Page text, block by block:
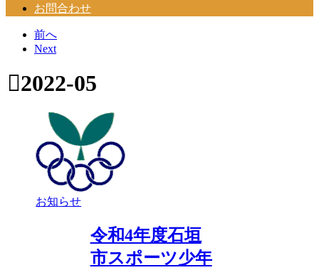
お問合わせ
前へ
Next
2022-05
お知らせ
令和4年度石垣
市スポーツ少年